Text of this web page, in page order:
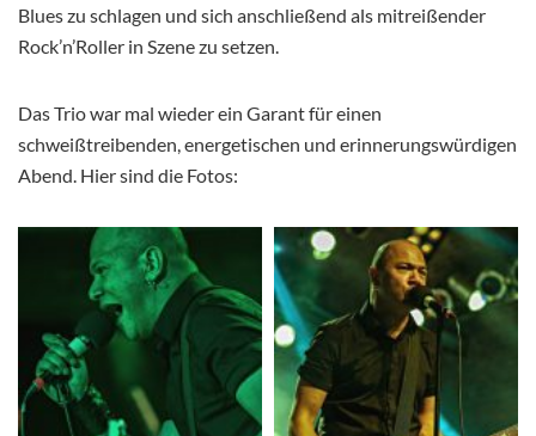
Blues zu schlagen und sich anschließend als mitreißender
Rock’n’Roller in Szene zu setzen.
Das Trio war mal wieder ein Garant für einen
schweißtreibenden, energetischen und erinnerungswürdigen
Abend. Hier sind die Fotos: